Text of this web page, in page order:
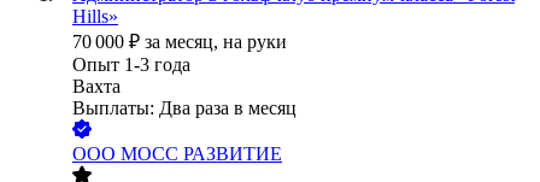
Hills»
70 000 ₽ за месяц, на руки
Опыт 1-3 года
Вахта
Выплаты: Два раза в месяц
ООО МОСС РАЗВИТИЕ